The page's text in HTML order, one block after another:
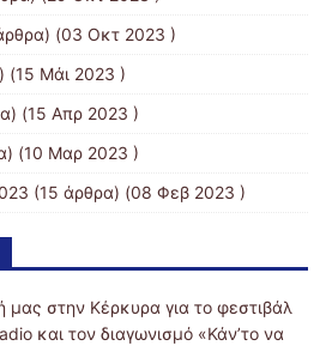
(03 Οκτ 2023 )
(15 Μάι 2023 )
(15 Απρ 2023 )
(10 Μαρ 2023 )
(15 άρθρα) (08 Φεβ 2023 )
μας στην Κέρκυρα για το φεστιβάλ
και τον διαγωνισμό «Κάν’το να